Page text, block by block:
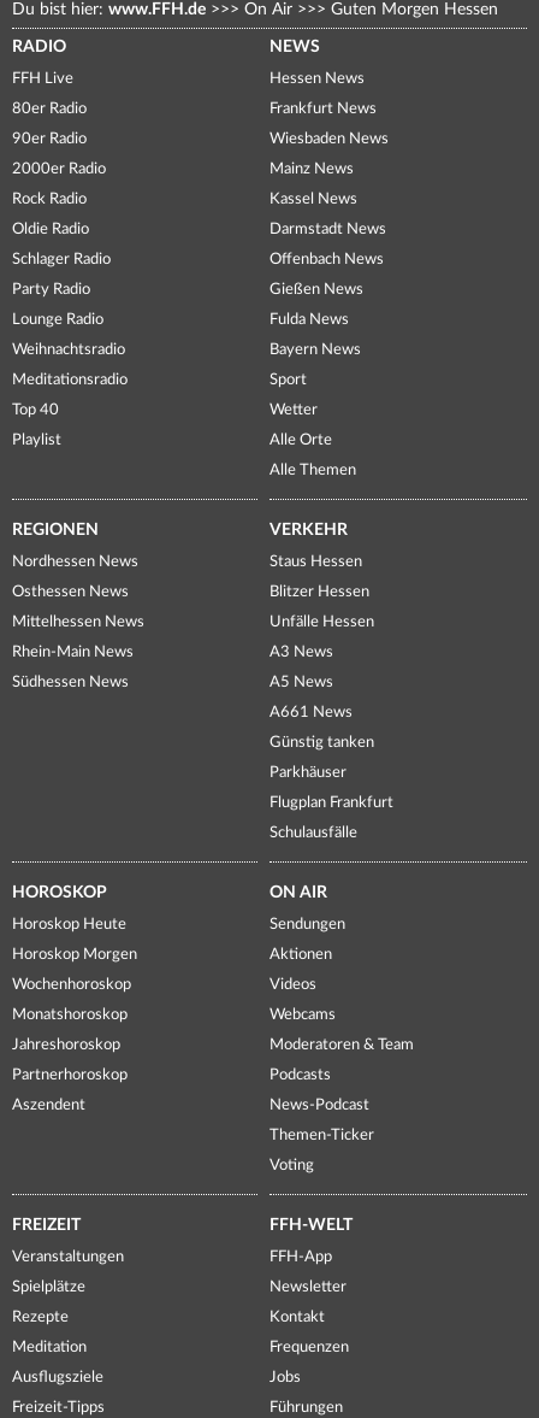
Du bist hier: www.FFH.de >>> On Air >>> Guten Morgen Hessen
RADIO
FFH Live
80er Radio
90er Radio
2000er Radio
Rock Radio
Oldie Radio
Schlager Radio
Party Radio
Lounge Radio
Weihnachtsradio
Meditationsradio
Top 40
Playlist
NEWS
Hessen News
Frankfurt News
Wiesbaden News
Mainz News
Kassel News
Darmstadt News
Offenbach News
Gießen News
Fulda News
Bayern News
Sport
Wetter
Alle Orte
Alle Themen
REGIONEN
Nordhessen News
Osthessen News
Mittelhessen News
Rhein-Main News
Südhessen News
VERKEHR
Staus Hessen
Blitzer Hessen
Unfälle Hessen
A3 News
A5 News
A661 News
Günstig tanken
Parkhäuser
Flugplan Frankfurt
Schulausfälle
HOROSKOP
Horoskop Heute
Horoskop Morgen
Wochenhoroskop
Monatshoroskop
Jahreshoroskop
Partnerhoroskop
Aszendent
ON AIR
Sendungen
Aktionen
Videos
Webcams
Moderatoren & Team
Podcasts
News-Podcast
Themen-Ticker
Voting
FREIZEIT
Veranstaltungen
Spielplätze
Rezepte
Meditation
Ausflugsziele
Freizeit-Tipps
FFH-WELT
FFH-App
Newsletter
Kontakt
Frequenzen
Jobs
Führungen